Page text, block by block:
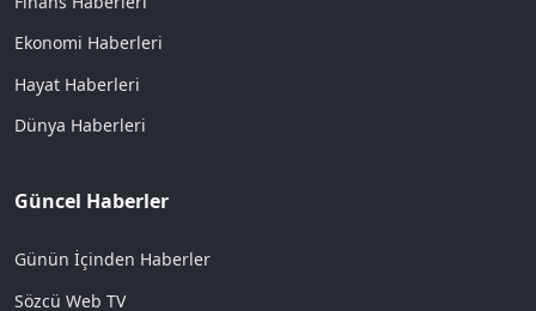
Ekonomi Haberleri
Hayat Haberleri
Dünya Haberleri
Güncel Haberler
Günün İçinden Haberler
Sözcü Web TV